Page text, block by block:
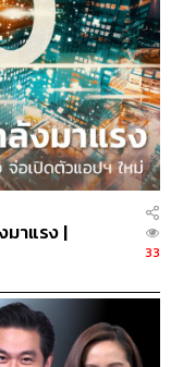
มาแรง |
33